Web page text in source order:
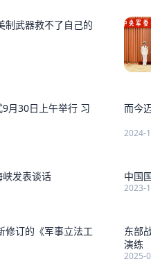
制武器救不了自己的
月30日上午举行 习
而今
2024-
发表谈话 中国
2023-
修订的《军事立法工
东部
演练
2025-